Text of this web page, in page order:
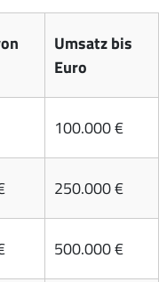
Umsatz bis
Euro
100.000 €
250.000 €
500.000 €